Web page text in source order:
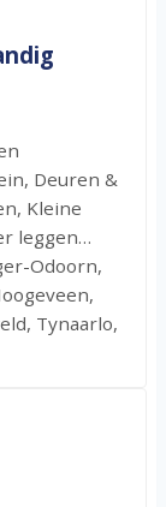
Deuren &
Kleine
leggen…
Odoorn,
Tynaarlo,